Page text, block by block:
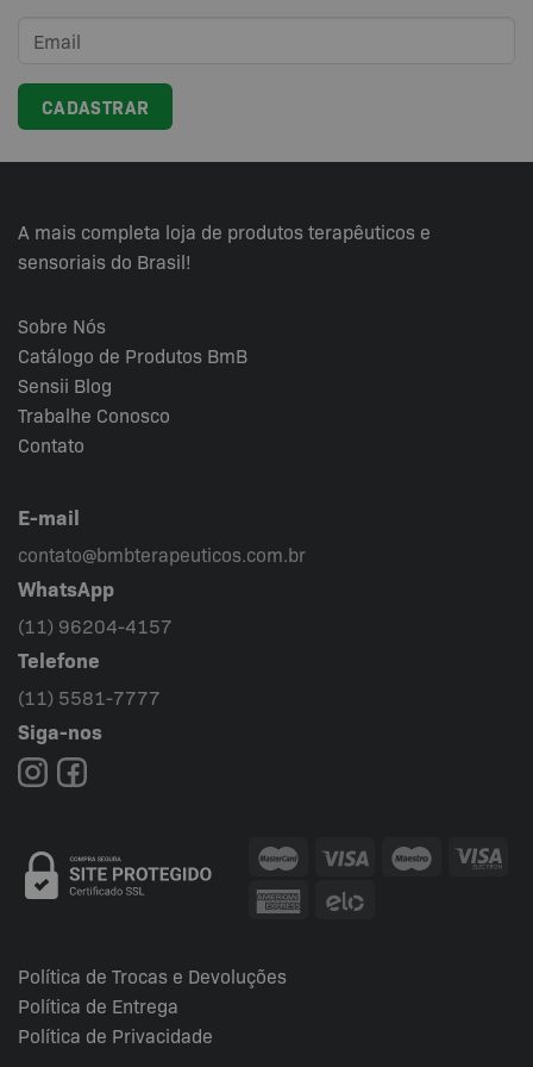
escolhidas
na
página
do
A mais completa loja de produtos terapêuticos e
sensoriais do Brasil!
Sobre Nós
Catálogo de Produtos BmB
Sensii Blog
Trabalhe Conosco
Contato
E-mail
contato@bmbterapeuticos.com.br
WhatsApp
(11) 96204-4157
Telefone
(11) 5581-7777
Siga-nos
Política de Trocas e Devoluções
Política de Entrega
Política de Privacidade